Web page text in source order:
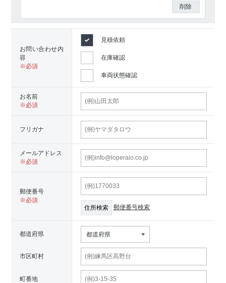
削除
お問い合わせ内
容
見積依頼
在庫確認
車両状態確認
お名前
フリガナ
メールアドレス
郵便番号
郵便番号検索
都道府県 都道府県
市区町村
町番地